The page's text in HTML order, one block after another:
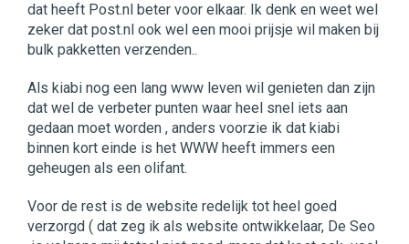
dat heeft Post.nl beter voor elkaar. Ik denk en weet wel
zeker dat post.nl ook wel een mooi prijsje wil maken bij
bulk pakketten verzenden..
Als kiabi nog een lang www leven wil genieten dan zijn
dat wel de verbeter punten waar heel snel iets aan
gedaan moet worden , anders voorzie ik dat kiabi
binnen kort einde is het WWW heeft immers een
geheugen als een olifant.
Voor de rest is de website redelijk tot heel goed
verzorgd ( dat zeg ik als website ontwikkelaar, De Seo